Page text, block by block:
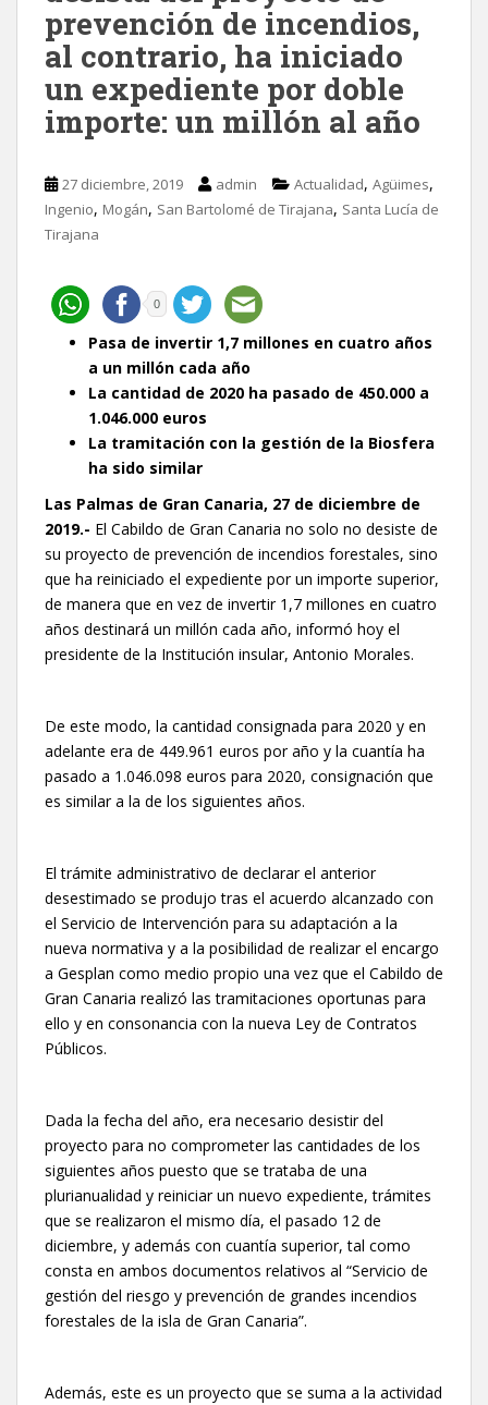
prevención de incendios,
al contrario, ha iniciado
un expediente por doble
importe: un millón al año
27 diciembre, 2019 admin Actualidad, Agüimes,
Ingenio, Mogán, San Bartolomé de Tirajana, Santa Lucía de
Tirajana
0
Pasa de invertir 1,7 millones en cuatro años
a un millón cada año
La cantidad de 2020 ha pasado de 450.000 a
1.046.000 euros
La tramitación con la gestión de la Biosfera
ha sido similar
Las Palmas de Gran Canaria, 27 de diciembre de
2019.- El Cabildo de Gran Canaria no solo no desiste de
su proyecto de prevención de incendios forestales, sino
que ha reiniciado el expediente por un importe superior,
de manera que en vez de invertir 1,7 millones en cuatro
años destinará un millón cada año, informó hoy el
presidente de la Institución insular, Antonio Morales.
De este modo, la cantidad consignada para 2020 y en
adelante era de 449.961 euros por año y la cuantía ha
pasado a 1.046.098 euros para 2020, consignación que
es similar a la de los siguientes años.
El trámite administrativo de declarar el anterior
desestimado se produjo tras el acuerdo alcanzado con
el Servicio de Intervención para su adaptación a la
nueva normativa y a la posibilidad de realizar el encargo
a Gesplan como medio propio una vez que el Cabildo de
Gran Canaria realizó las tramitaciones oportunas para
ello y en consonancia con la nueva Ley de Contratos
Públicos.
Dada la fecha del año, era necesario desistir del
proyecto para no comprometer las cantidades de los
siguientes años puesto que se trataba de una
plurianualidad y reiniciar un nuevo expediente, trámites
que se realizaron el mismo día, el pasado 12 de
diciembre, y además con cuantía superior, tal como
consta en ambos documentos relativos al “Servicio de
gestión del riesgo y prevención de grandes incendios
forestales de la isla de Gran Canaria”.
Además, este es un proyecto que se suma a la actividad